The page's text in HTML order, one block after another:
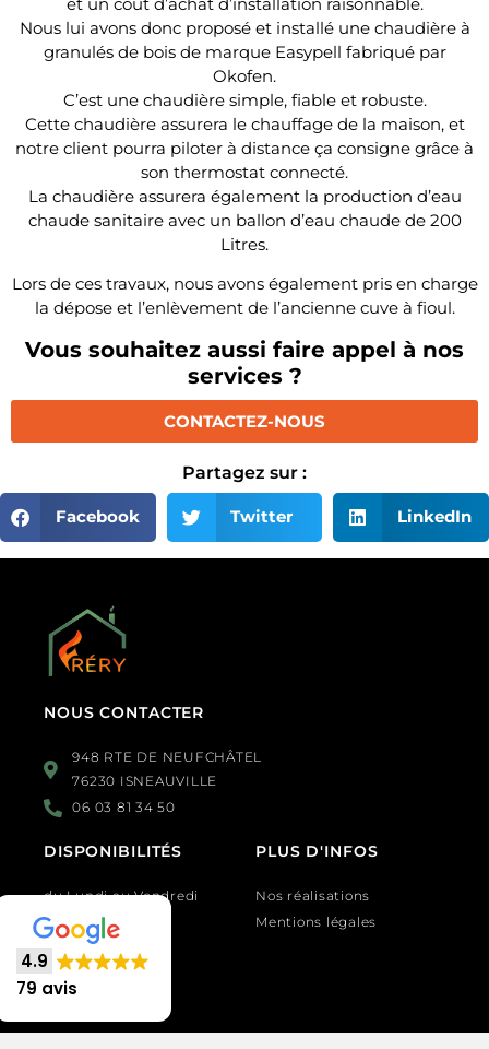
Nous lui avons donc proposé et installé une chaudière à
granulés de bois de marque Easypell fabriqué par
Okofen.
C’est une chaudière simple, fiable et robuste.
Cette chaudière assurera le chauffage de la maison, et
notre client pourra piloter à distance ça consigne grâce à
son thermostat connecté.
La chaudière assurera également la production d’eau
chaude sanitaire avec un ballon d’eau chaude de 200
Litres.
Lors de ces travaux, nous avons également pris en charge
la dépose et l’enlèvement de l’ancienne cuve à fioul.
Vous souhaitez aussi faire appel à nos
services ?
CONTACTEZ-NOUS
Partagez sur :
Facebook Twitter LinkedIn
4.9
79 avis
NOUS CONTACTER
948 RTE DE NEUFCHÂTEL
76230 ISNEAUVILLE
06 03 81 34 50
DISPONIBILITÉS
du Lundi au Vendredi
de 9h à 18h
PLUS D'INFOS
Nos réalisations
Mentions légales